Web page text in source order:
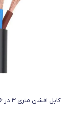
کابل افشان متری 3 در 16+25 لامع